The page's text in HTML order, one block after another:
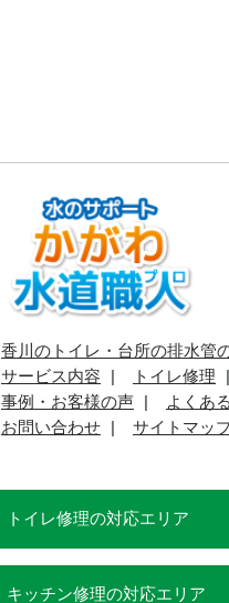
香川のトイレ・台所の排水管
サービス内容
トイレ修理
事例・お客様の声
よくあ
お問い合わせ
サイトマッ
トイレ修理の対応エリア
キッチン修理の対応エリア